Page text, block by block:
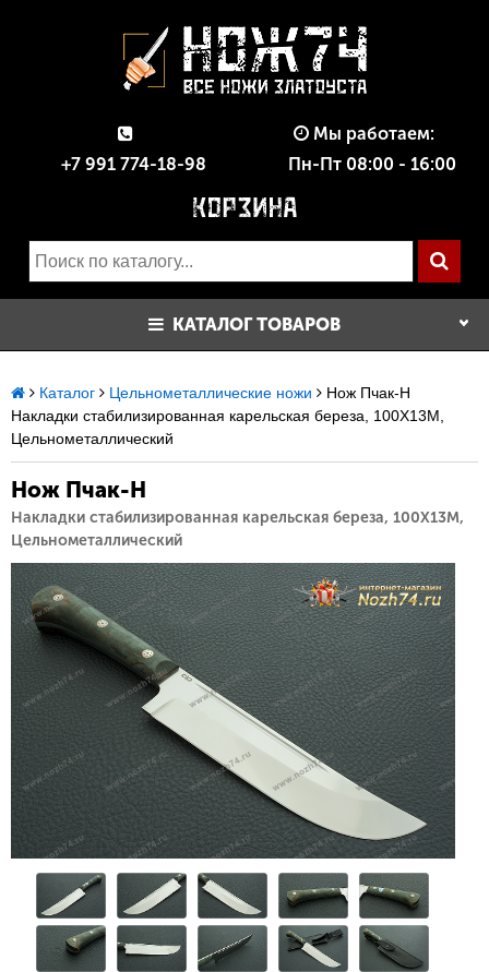
+7 991 774-18-98
Мы работаем:
Пн-Пт 08:00 - 16:00
КАТАЛОГ ТОВАРОВ
Каталог Цельнометаллические ножи
Нож Пчак-Н
Накладки стабилизированная карельская береза, 100Х13М,
Цельнометаллический
Нож Пчак-Н
Накладки стабилизированная карельская береза, 100Х13М,
Цельнометаллический